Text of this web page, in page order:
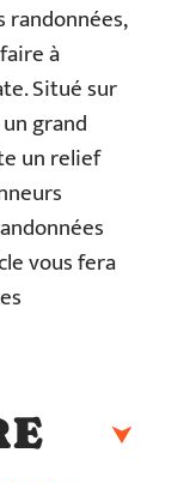
randonnées,
à
Situé sur
grand
un relief
vous fera